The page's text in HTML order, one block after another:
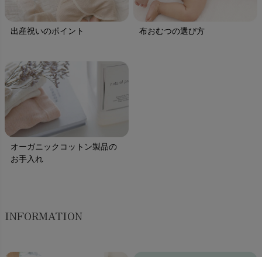
出産祝いのポイント 布おむつの選び方
オーガニックコットン製品の
お手入れ
INFORMATION